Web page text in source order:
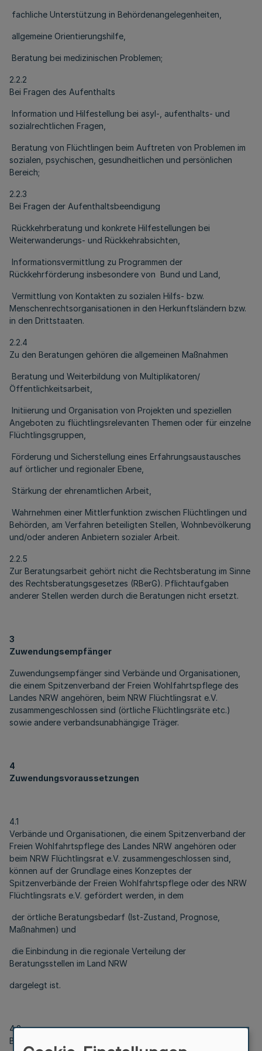
fachliche Unterstützung in Behördenangelegenheiten,
allgemeine Orientierungshilfe,
Beratung bei medizinischen Problemen;
2.2.2
Bei Fragen des Aufenthalts
Information und Hilfestellung bei asyl-, aufenthalts- und
sozialrechtlichen Fragen,
Beratung von Flüchtlingen beim Auftreten von Problemen im
sozialen, psychischen, gesundheitlichen und persönlichen
Bereich;
2.2.3
Bei Fragen der Aufenthaltsbeendigung
Rückkehrberatung und konkrete Hilfestellungen bei
Weiterwanderungs- und Rückkehrabsichten,
Informationsvermittlung zu Programmen der
Rückkehrförderung insbesondere von Bund und Land,
Vermittlung von Kontakten zu sozialen Hilfs- bzw.
Menschenrechtsorganisationen in den Herkunftsländern bzw.
in den Drittstaaten.
2.2.4
Zu den Beratungen gehören die allgemeinen Maßnahmen
Beratung und Weiterbildung von Multiplikatoren/
Öffentlichkeitsarbeit,
Initiierung und Organisation von Projekten und speziellen
Angeboten zu flüchtlingsrelevanten Themen oder für einzelne
Flüchtlingsgruppen,
Förderung und Sicherstellung eines Erfahrungsaustausches
auf örtlicher und regionaler Ebene,
Stärkung der ehrenamtlichen Arbeit,
Wahrnehmen einer Mittlerfunktion zwischen Flüchtlingen und
Behörden, am Verfahren beteiligten Stellen, Wohnbevölkerung
und/oder anderen Anbietern sozialer Arbeit.
2.2.5
Zur Beratungsarbeit gehört nicht die Rechtsberatung im Sinne
des Rechtsberatungsgesetzes (RBerG). Pflichtaufgaben
anderer Stellen werden durch die Beratungen nicht ersetzt.
3
Zuwendungsempfänger
Zuwendungsempfänger sind Verbände und Organisationen,
die einem Spitzenverband der Freien Wohlfahrtspflege des
Landes NRW angehören, beim NRW Flüchtlingsrat e.V.
zusammengeschlossen sind (örtliche Flüchtlingsräte etc.)
sowie andere verbandsunabhängige Träger.
4
Zuwendungsvoraussetzungen
4.1
Verbände und Organisationen, die einem Spitzenverband der
Freien Wohlfahrtspflege des Landes NRW angehören oder
beim NRW Flüchtlingsrat e.V. zusammengeschlossen sind,
können auf der Grundlage eines Konzeptes der
Spitzenverbände der Freien Wohlfahrtspflege oder des NRW
Flüchtlingsrats e.V. gefördert werden, in dem
der örtliche Beratungsbedarf (Ist-Zustand, Prognose,
Maßnahmen) und
die Einbindung in die regionale Verteilung der
Beratungsstellen im Land NRW
dargelegt ist.
4.2
Bei Verfahrensberatungsstellen und Psycho-Sozialen-Zentren